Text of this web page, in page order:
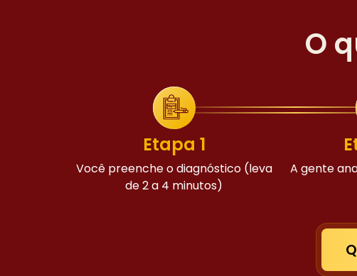
O
Etapa 1
Você preenche o diagnóstico (leva
de 2 a 4 minutos)
A gente